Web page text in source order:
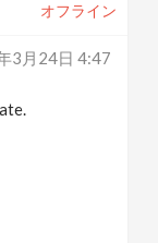
オフライン
3月24日 4:47